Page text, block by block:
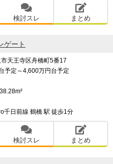
検討スレ まとめ
ゲート
天王寺区舟橋町5番17
予定～4,600万円台予定
千日前線 鶴橋 駅 徒歩1分
検討スレ まとめ